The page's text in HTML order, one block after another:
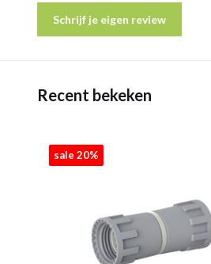
Schrijf je eigen review
Recent bekeken
sale 20%